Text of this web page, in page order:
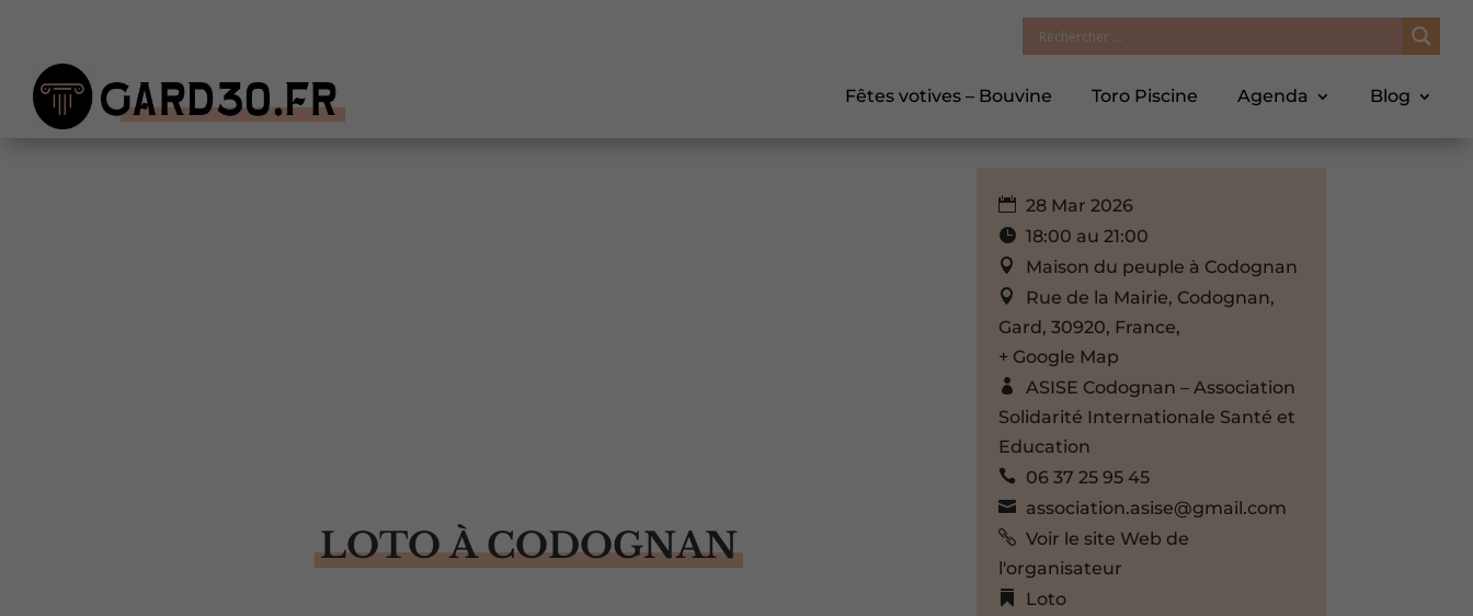
Fêtes votives – Bouvine Toro Piscine Agenda Blog
LOTO À CODOGNAN
28 Mar 2026
18:00 au 21:00
Maison du peuple à Codognan
Rue de la Mairie, Codognan,
Gard, 30920, France,
+ Google Map
ASISE Codognan – Association
Solidarité Internationale Santé et
Education
06 37 25 95 45
association.asise@gmail.com
Voir le site Web de
l'organisateur
Loto